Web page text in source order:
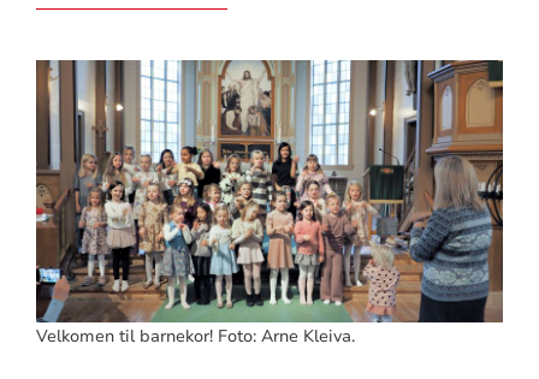
Velkomen til barnekor! Foto: Arne Kleiva.